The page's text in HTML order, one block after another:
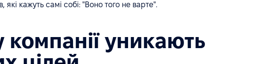
кажуть самі собі: "Воно того не варте".
уникають